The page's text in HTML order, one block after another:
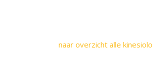
naar overzicht alle